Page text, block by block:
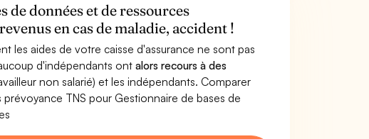
de données et de ressources
en cas de maladie, accident !
les aides de votre caisse d'assurance ne sont pas
d'indépendants ont alors recours à des
non salarié) et les indépendants. Comparer
prévoyance TNS pour Gestionnaire de bases de